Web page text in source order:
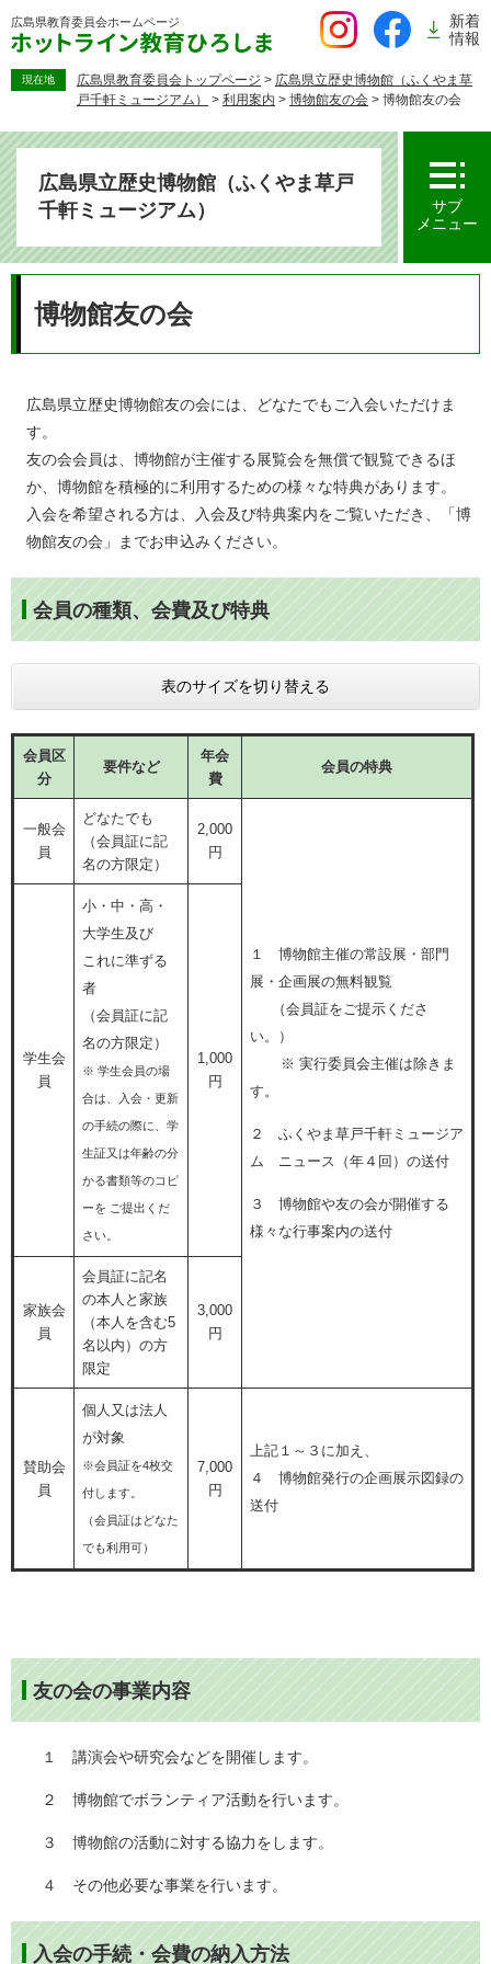
ー
広島県教育委員会ホームページ
新着
情報
現在地 広島県教育委員会トップページ > 広島県立歴史博物館（ふくやま草
戸千軒ミュージアム）
> 利用案内 > 博物館友の会 > 博物館友の会
広島県立歴史博物館（ふくやま草戸
千軒ミュージアム）
サブ
メニュー
博物館友の会
広島県立歴史博物館友の会には、どなたでもご入会いただけま
す。
友の会会員は、博物館が主催する展覧会を無償で観覧できるほ
か、博物館を積極的に利用するための様々な特典があります。
入会を希望される方は、入会及び特典案内をご覧いただき、「博
物館友の会」までお申込みください。
会員の種類、会費及び特典
表のサイズを切り替える
会員区
分
要件など
年会
費
会員の特典
一般会
員
どなたでも
（会員証に記
名の方限定）
2,000
円
１ 博物館主催の常設展・部門
展・企画展の無料観覧
（会員証をご提示くださ
い。）
※ 実行委員会主催は除きま
す。
２ ふくやま草戸千軒ミュージア
ム ニュース（年４回）の送付
３ 博物館や友の会が開催する
様々な行事案内の送付
学生会
員
小・中・高・
大学生及び
これに準ずる
者
（会員証に記
名の方限定）
※ 学生会員の場
合は、入会・更新
の手続の際に、学
生証又は年齢の分
かる書類等のコピ
ーを ご提出くだ
さい。​
1,000
円
家族会
員
会員証に記名
の本人と家族
（本人を含む5
名以内）の方
限定
3,000
円
賛助会
員
個人又は法人
が対象
※会員証を4枚交
付します。
（会員証はどなた
でも利用可）
7,000
円
上記１～３に加え、
４ 博物館発行の企画展示図録の
送付​
友の会の事業内容
１ 講演会や研究会などを開催します。
２ 博物館でボランティア活動を行います。
３ 博物館の活動に対する協力をします。
４ その他必要な事業を行います。
入会の手続・ 会費の納入方法